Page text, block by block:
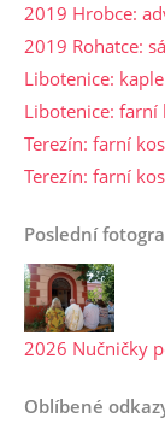
2019 Hrobce:
2019 Rohatce:
Libotenice:
Libotenice: farní
Terezín: farní
Terezín: farní
Poslední
2026 Nučničky
Oblíbené